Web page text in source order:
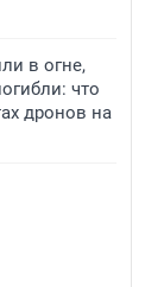
в огне,
что
дронов на